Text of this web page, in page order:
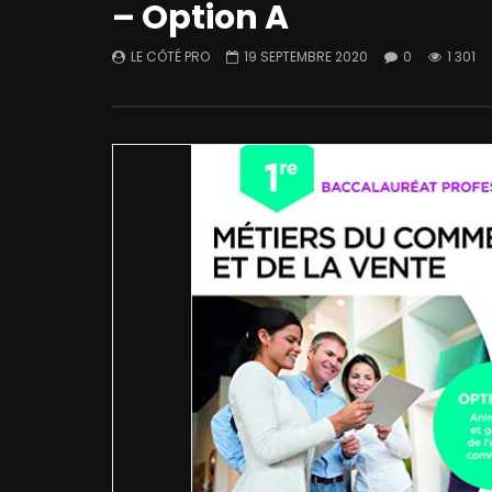
– Option A
LE CÔTÉ PRO 19 SEPTEMBRE 2020 0 1 301